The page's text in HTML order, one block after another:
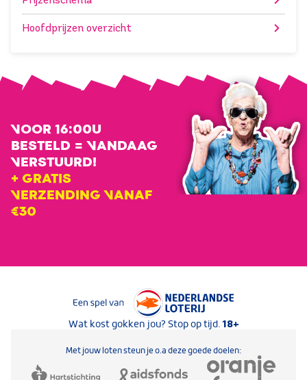
Hoofdprijzen overzicht
VOOR 16:00U
BESTELD = VANDAAG
VERSTUURD!
+ GRATIS
VERZENDING VANAF
€30
Wat kost gokken jou? Stop op tijd.18+
Met jouw loten steun je o.a deze goede doelen:
Keurmerken van Nederlandse Loterij